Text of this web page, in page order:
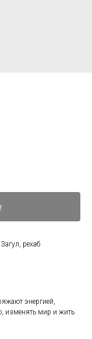
рехаб
энергией,
изменять мир и жить